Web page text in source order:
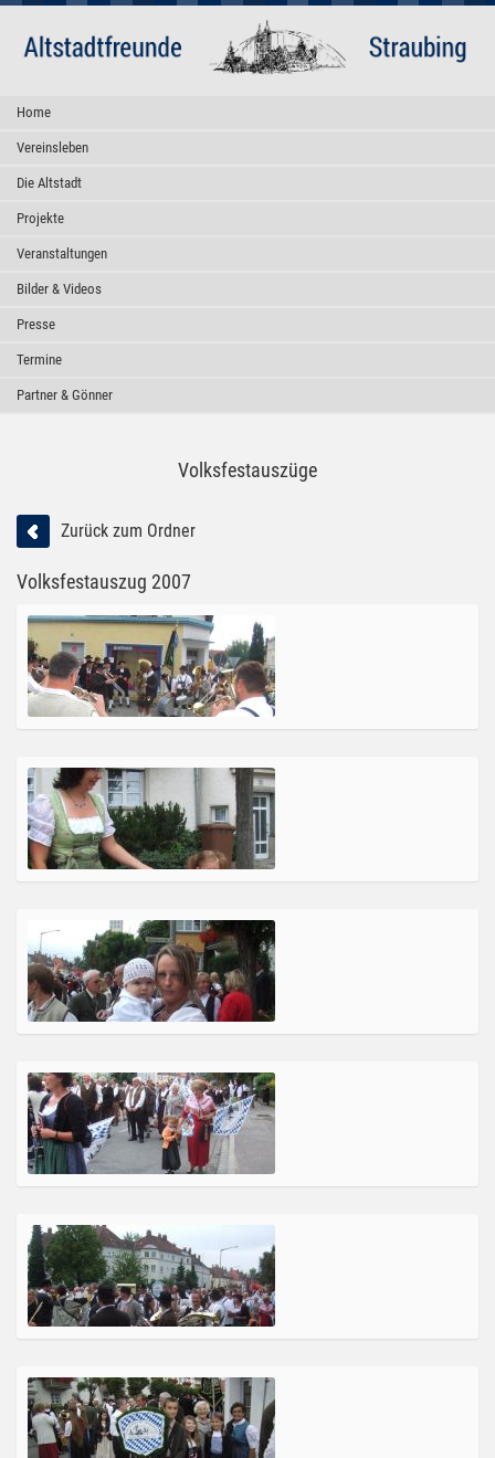
Home
Vereinsleben
Die Altstadt
Projekte
Veranstaltungen
Bilder & Videos
Presse
Termine
Partner & Gönner
Volksfestauszüge
Zurück zum Ordner
Volksfestauszug 2007